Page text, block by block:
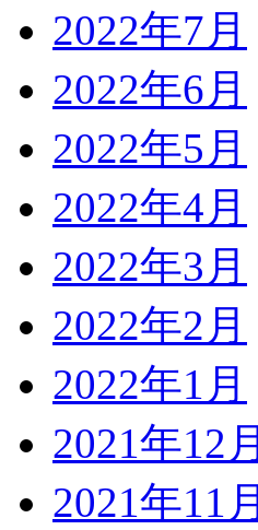
2022年7月
2022年6月
2022年5月
2022年4月
2022年3月
2022年2月
2022年1月
2021年12月
2021年11月